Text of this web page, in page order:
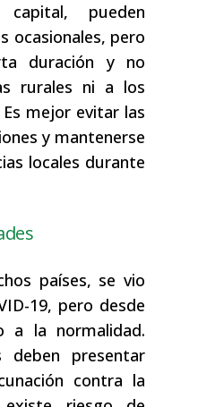
pueden
ocasionales, pero
duración y no
rurales ni a los
mejor evitar las
y mantenerse
locales durante
países, se vio
19, pero desde
a la normalidad.
deben presentar
contra la